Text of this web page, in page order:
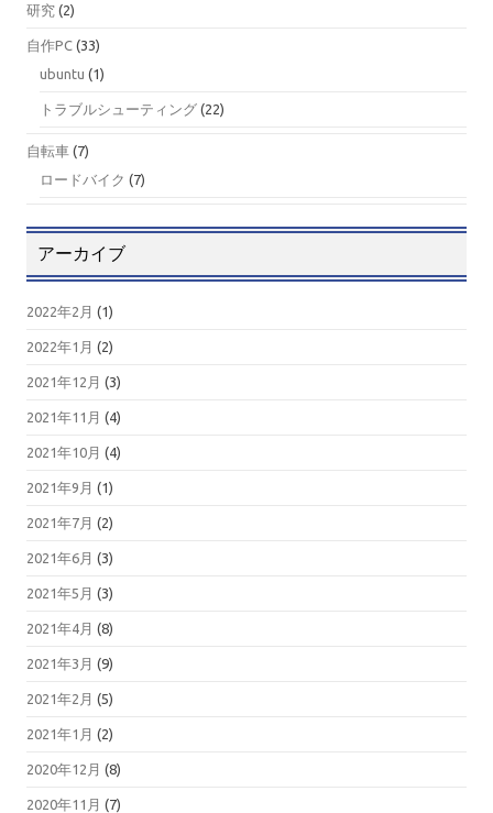
研究 (2)
自作PC (33)
ubuntu (1)
トラブルシューティング (22)
自転車 (7)
ロードバイク (7)
アーカイブ
2022年2月 (1)
2022年1月 (2)
2021年12月 (3)
2021年11月 (4)
2021年10月 (4)
2021年9月 (1)
2021年7月 (2)
2021年6月 (3)
2021年5月 (3)
2021年4月 (8)
2021年3月 (9)
2021年2月 (5)
2021年1月 (2)
2020年12月 (8)
2020年11月 (7)